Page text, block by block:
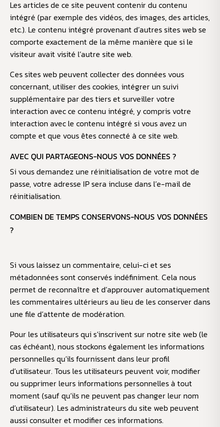
Les articles de ce site peuvent contenir du contenu
intégré (par exemple des vidéos, des images, des articles,
etc.). Le contenu intégré provenant d’autres sites web se
comporte exactement de la même manière que si le
visiteur avait visité l’autre site web.
Ces sites web peuvent collecter des données vous
concernant, utiliser des cookies, intégrer un suivi
supplémentaire par des tiers et surveiller votre
interaction avec ce contenu intégré, y compris votre
interaction avec le contenu intégré si vous avez un
compte et que vous êtes connecté à ce site web.
AVEC QUI PARTAGEONS-NOUS VOS DONNÉES ?
Si vous demandez une réinitialisation de votre mot de
passe, votre adresse IP sera incluse dans l’e-mail de
réinitialisation.
COMBIEN DE TEMPS CONSERVONS-NOUS VOS DONNÉES
?
Si vous laissez un commentaire, celui-ci et ses
métadonnées sont conservés indéfiniment. Cela nous
permet de reconnaître et d’approuver automatiquement
les commentaires ultérieurs au lieu de les conserver dans
une file d’attente de modération.
Pour les utilisateurs qui s’inscrivent sur notre site web (le
cas échéant), nous stockons également les informations
personnelles qu’ils fournissent dans leur profil
d’utilisateur. Tous les utilisateurs peuvent voir, modifier
ou supprimer leurs informations personnelles à tout
moment (sauf qu’ils ne peuvent pas changer leur nom
d’utilisateur). Les administrateurs du site web peuvent
aussi consulter et modifier ces informations.